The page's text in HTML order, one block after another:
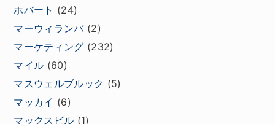
ホバート (24)
マーウィランバ(2)
マーケティング (232)
マイル (60)
マスウェルブルック (5)
マッカイ (6)
マックスビル (1)